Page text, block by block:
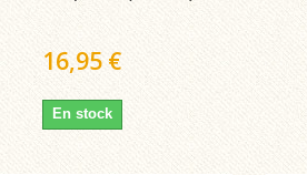
16,95 €
En stock